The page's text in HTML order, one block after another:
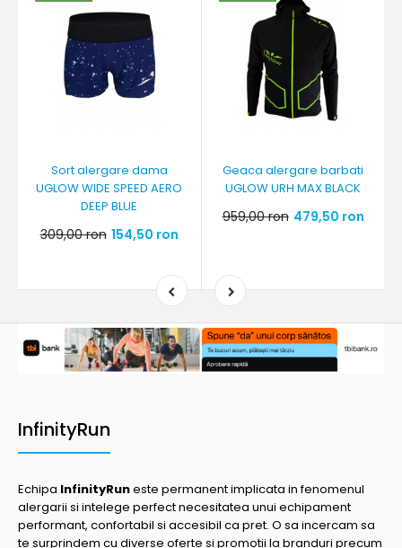
Sort alergare dama
UGLOW WIDE SPEED AERO
DEEP BLUE
309,00 ron 154,50 ron
Geaca alergare barbati
UGLOW URH MAX BLACK
959,00 ron 479,50 ron
InfinityRun
Echipa InfinityRuneste permanent implicata in fenomenul
alergarii si intelege perfect necesitatea unui echipament
performant, confortabil si accesibil ca pret. O sa incercam sa
te surprindem cu diverse oferte si promotii la branduri precum